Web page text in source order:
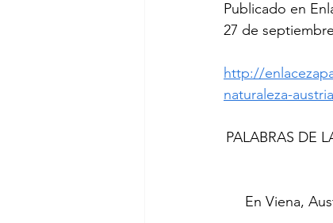
Publicado en
27 de
http://
naturaleza-
PALABRAS DE
En Viena,